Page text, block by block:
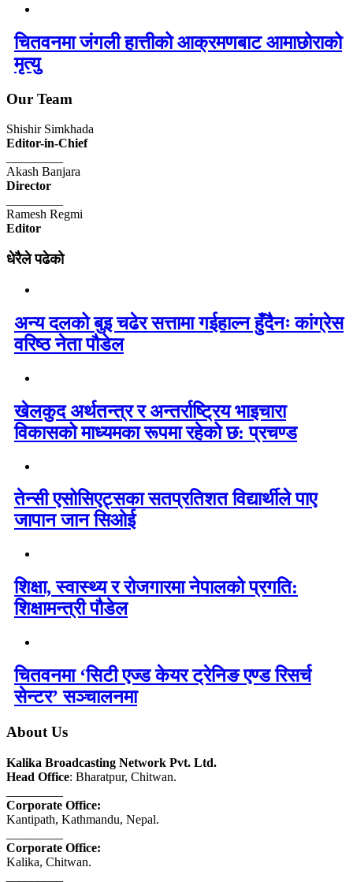
चितवनमा जंगली हात्तीको आक्रमणबाट आमाछोराको
मृत्यु
Our Team
Shishir Simkhada
Editor-in-Chief
Akash Banjara
Director
Ramesh Regmi
Editor
धेरैले पढेको
अन्य दलको बुइ चढेर सत्तामा गईहाल्न हुँदैनः कांग्रेस
वरिष्ठ नेता पौडेल
खेलकुद अर्थतन्त्र र अन्तर्राष्ट्रिय भाइचारा
विकासको माध्यमका रूपमा रहेको छ: प्रचण्ड
तेन्सी एसोसिएट्सका सतप्रतिशत विद्यार्थीले पाए
जापान जान सिओई
शिक्षा, स्वास्थ्य र रोजगारमा नेपालको प्रगति:
शिक्षामन्त्री पौडेल
चितवनमा ‘सिटी एज्ड केयर ट्रेनिङ एण्ड रिसर्च
सेन्टर’ सञ्चालनमा
About Us
Kalika Broadcasting Network Pvt. Ltd.
Head Office: Bharatpur, Chitwan.
Corporate Office:
Kantipath, Kathmandu, Nepal.
Corporate Office:
Kalika, Chitwan.